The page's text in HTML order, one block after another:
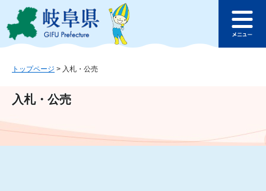
ジ
ュ
文
このページの本文へ
ュ
トップページ > 入札・公売
入札・公売